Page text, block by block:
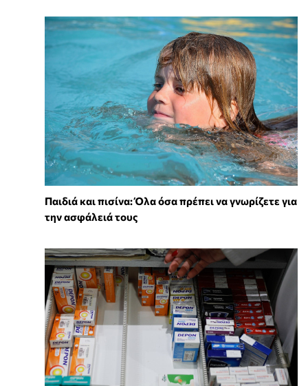
Παιδιά και πισίνα: Όλα όσα πρέπει να γνωρίζετε για
την ασφάλειά τους